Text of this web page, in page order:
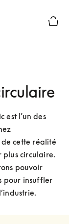
est l’un des
de cette réalité
circulaire.
pouvoir
pour insuffler